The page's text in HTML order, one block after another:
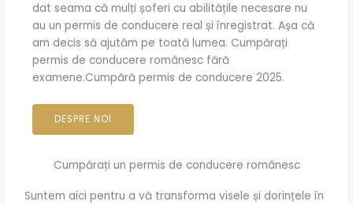
dat seama că mulți șoferi cu abilitățile necesare nu
au un permis de conducere real și înregistrat. Așa că
am decis să ajutăm pe toată lumea. Cumpărați
permis de conducere românesc fără
examene.Cumpără permis de conducere 2025.
DESPRE NOI
Cumpărați un permis de conducere românesc
Suntem aici pentru a vă transforma visele și dorințele în